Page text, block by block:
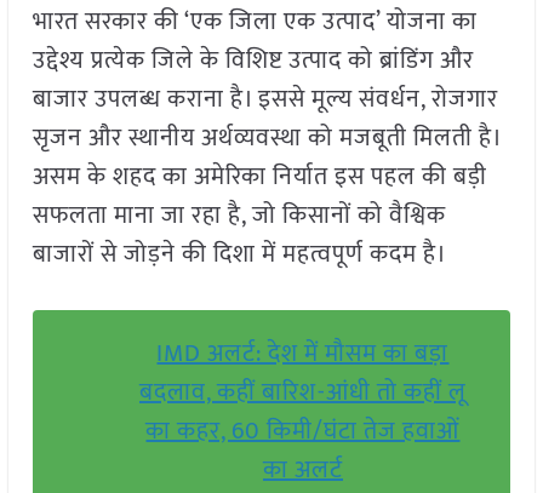
भारत सरकार की ‘एक जिला एक उत्पाद’ योजना का
उद्देश्य प्रत्येक जिले के विशिष्ट उत्पाद को ब्रांडिंग और
बाजार उपलब्ध कराना है। इससे मूल्य संवर्धन, रोजगार
सृजन और स्थानीय अर्थव्यवस्था को मजबूती मिलती है।
असम के शहद का अमेरिका निर्यात इस पहल की बड़ी
सफलता माना जा रहा है, जो किसानों को वैश्विक
बाजारों से जोड़ने की दिशा में महत्वपूर्ण कदम है।
IMD अलर्ट: देश में मौसम का बड़ा
बदलाव, कहीं बारिश-आंधी तो कहीं लू
का कहर, 60 किमी/घंटा तेज हवाओं
का अलर्ट